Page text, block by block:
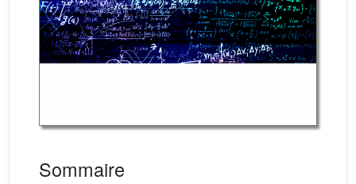
Sommaire